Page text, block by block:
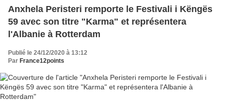
Anxhela Peristeri remporte le Festivali i Këngës
59 avec son titre "Karma" et représentera
l'Albanie à Rotterdam
Publié le 24/12/2020 à 13:12
Par France12points